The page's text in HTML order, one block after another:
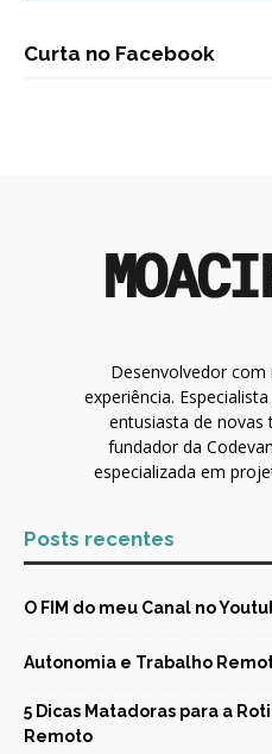
Curta no Facebook
Desenvolvedor com
experiência.
entusiasta de novas
fundador da
especializada em
Posts recentes
O FIM do meu Canal no
Autonomia e Trabalho
5 Dicas Matadoras para a
Remoto